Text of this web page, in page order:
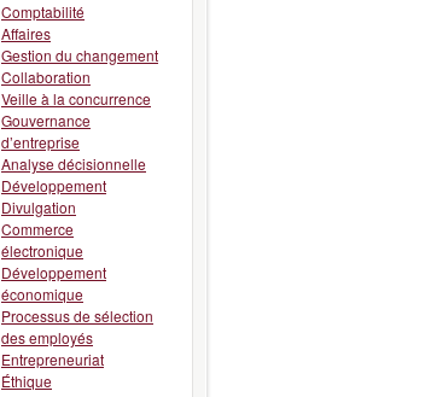
Comptabilité
Affaires
Gestion du changement
Collaboration
Veille à la concurrence
Gouvernance
d’entreprise
Analyse décisionnelle
Développement
Divulgation
Commerce
électronique
Développement
économique
Processus de sélection
des employés
Entrepreneuriat
Éthique